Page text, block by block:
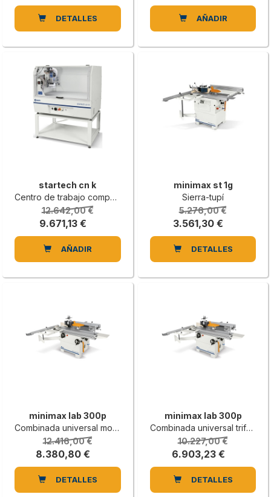
DETALLES AÑADIR
startech cn k
Centro de trabajo compacto de 3 ejes con 4° eje interpolante
12.642,00 €
9.671,13 €
AÑADIR
minimax st 1g
Sierra-tupí
5.276,00 €
3.561,30 €
DETALLES
minimax lab 300p
Combinada universal monofásica
12.416,00 €
8.380,80 €
DETALLES
minimax lab 300p
Combinada universal trifásica
10.227,00 €
6.903,23 €
DETALLES